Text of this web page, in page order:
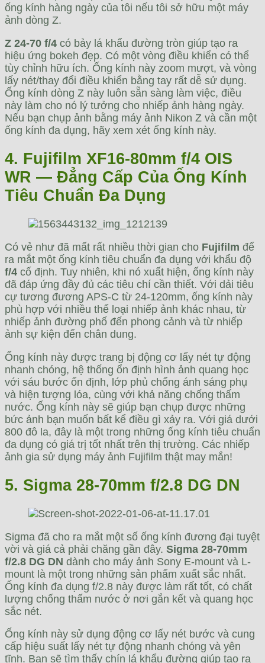
ống kính hàng ngày của tôi nếu tôi sở hữu một máy
ảnh dòng Z.
Z 24-70 f/4 có bảy lá khẩu đường tròn giúp tạo ra
hiệu ứng bokeh đẹp. Có một vòng điều khiển có thể
tùy chỉnh hữu ích. Ống kính này zoom mượt, và vòng
lấy nét/thay đổi điều khiển bằng tay rất dễ sử dụng.
Ống kính dòng Z này luôn sẵn sàng làm việc, điều
này làm cho nó lý tưởng cho nhiếp ảnh hàng ngày.
Nếu bạn chụp ảnh bằng máy ảnh Nikon Z và cần một
ống kính đa dụng, hãy xem xét ống kính này.
4. Fujifilm XF16-80mm f/4 OIS
WR — Đẳng Cấp Của Ống Kính
Tiêu Chuẩn Đa Dụng
Có vẻ như đã mất rất nhiều thời gian cho Fujifilm để
ra mắt một ống kính tiêu chuẩn đa dụng với khẩu độ
f/4 cố định. Tuy nhiên, khi nó xuất hiện, ống kính này
đã đáp ứng đầy đủ các tiêu chí cần thiết. Với dải tiêu
cự tương đương APS-C từ 24-120mm, ống kính này
phù hợp với nhiều thể loại nhiếp ảnh khác nhau, từ
nhiếp ảnh đường phố đến phong cảnh và từ nhiếp
ảnh sự kiện đến chân dung.
Ống kính này được trang bị động cơ lấy nét tự động
nhanh chóng, hệ thống ổn định hình ảnh quang học
với sáu bước ổn định, lớp phủ chống ánh sáng phụ
và hiện tượng lóa, cùng với khả năng chống thấm
nước. Ống kính này sẽ giúp bạn chụp được những
bức ảnh bạn muốn bất kể điều gì xảy ra. Với giá dưới
800 đô la, đây là một trong những ống kính tiêu chuẩn
đa dụng có giá trị tốt nhất trên thị trường. Các nhiếp
ảnh gia sử dụng máy ảnh Fujifilm thật may mắn!
5. Sigma 28-70mm f/2.8 DG DN
Sigma đã cho ra mắt một số ống kính đương đại tuyệt
vời và giá cả phải chăng gần đây. Sigma 28-70mm
f/2.8 DG DN dành cho máy ảnh Sony E-mount và L-
mount là một trong những sản phẩm xuất sắc nhất.
Ống kính đa dụng f/2.8 này được làm rất tốt, có chất
lượng chống thấm nước ở nơi gắn kết và quang học
sắc nét.
Ống kính này sử dụng động cơ lấy nét bước và cung
cấp hiệu suất lấy nét tự động nhanh chóng và yên
tĩnh. Bạn sẽ tìm thấy chín lá khẩu đường giúp tạo ra